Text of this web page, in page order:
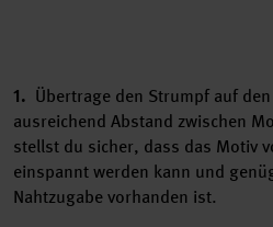
1. Übertrage den Strumpf auf
ausreichend Abstand zwischen
stellst du sicher, dass das Motiv
einspannt werden kann und
Nahtzugabe vorhanden ist.